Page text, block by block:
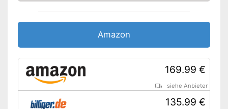
Amazon
169.99 €
siehe Anbieter
135.99 €